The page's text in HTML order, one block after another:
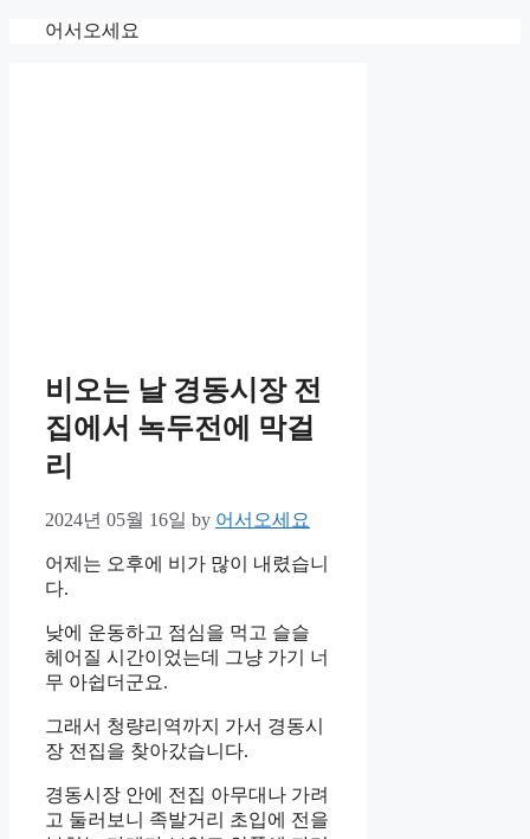
어서오세요
비오는 날 경동시장 전
집에서 녹두전에 막걸
리
2024년 05월 16일 by 어서오세요
어제는 오후에 비가 많이 내렸습니
다.
낮에 운동하고 점심을 먹고 슬슬
헤어질 시간이었는데 그냥 가기 너
무 아쉽더군요.
그래서 청량리역까지 가서 경동시
장 전집을 찾아갔습니다.
경동시장 안에 전집 아무대나 가려
고 둘러보니 족발거리 초입에 전을